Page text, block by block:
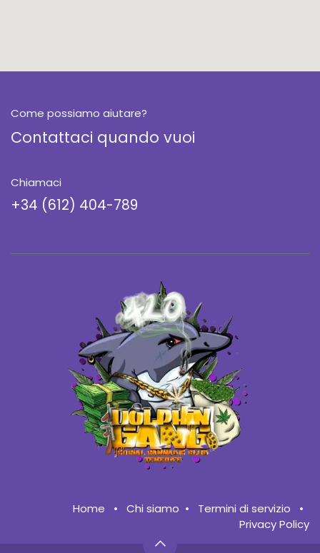
Come possiamo aiutare?
Contattaci quando vuoi
Chiamaci
+34 (612) 404-789
Home • Chi siamo • Termini di servizio
•
Privacy Policy